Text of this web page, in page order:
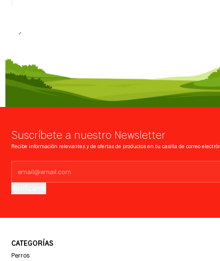
Suscríbete a nuestro Newsletter
Recibe información relevantes y de ofertas de productos en tu casilla de correo
CATEGORÍAS
Perros